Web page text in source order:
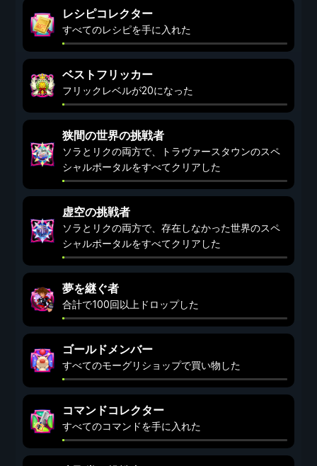
レシピコレクター
すべてのレシピを手に入れた
ベストフリッカー
フリックレベルが20になった
狭間の世界の挑戦者
ソラとリクの両方で、トラヴァースタウンのスペ
シャルポータルをすべてクリアした
虚空の挑戦者
ソラとリクの両方で、存在しなかった世界のスペ
シャルポータルをすべてクリアした
夢を継ぐ者
合計で100回以上ドロップした
ゴールドメンバー
すべてのモーグリショップで買い物した
コマンドコレクター
すべてのコマンドを手に入れた